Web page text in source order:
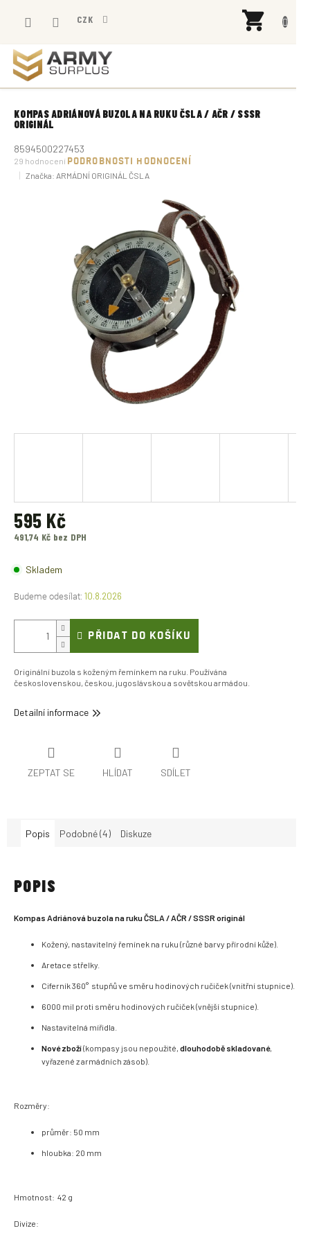
CZK
KOMPAS ADRIÁNOVÁ BUZOLA NA RUKU ČSLA / AČR / SSSR
ORIGINÁL
8594500227453
Průměrné
hodnocení
produktu
29 hodnocení PODROBNOSTI HODNOCENÍ
Značka: ARMÁDNÍ ORIGINÁL ČSLA
595 Kč
491,74 Kč bez DPH
cena:Skladem
10.8.2026
PŘIDAT DO KOŠÍKU
Originální buzola s koženým řemínkem na ruku. Používána
československou, českou, jugoslávskou a sovětskou armádou.
Detailní informace
ZEPTAT SE HLÍDAT SDÍLET
Popis Podobné (4) Diskuze
POPIS
Kompas Adriánová buzola na ruku ČSLA / AČR / SSSR originál
Kožený, nastavitelný řemínek na ruku (různé barvy přírodní kůže).
Aretace střelky.
Ciferník 360° stupňů ve směru hodinových ručiček (vnitřní stupnice).
6000 mil proti směru hodinových ručiček (vnější stupnice).
Nastavitelná mířidla.
Nové zboží(kompasy jsou nepoužité, dlouhodobě skladované,
vyřazené z armádních zásob).
Rozměry:
průměr: 50 mm
hloubka: 20 mm
Hmotnost: 42 g
Divize: